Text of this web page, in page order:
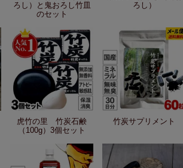
ろし）と鬼おろし竹皿
のセット
ろし）
虎竹の里 竹炭石鹸
（100g）3個セット
竹炭サプリメント